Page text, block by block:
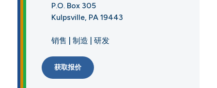
P.O. Box 305
Kulpsville, PA 19443
销售 | 制造 | 研发
获取报价